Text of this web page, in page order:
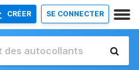
CRÉER SE CONNECTER